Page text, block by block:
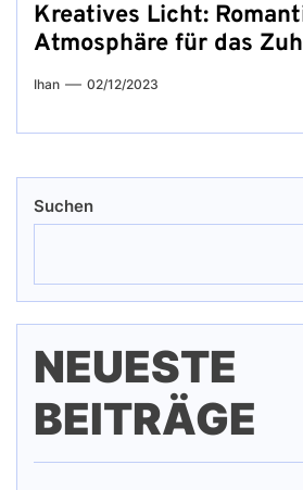
Kreatives Licht:
Atmosphäre für das
Ihan 02/12/2023
Suchen
NEUESTE
BEITRÄGE